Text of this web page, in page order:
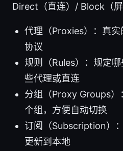
Direct（直连）/ Block（屏
代理（Proxies）：真
协议
规则（Rules）：规定
些代理或直连
分组（Proxy Groups）
个组，方便自动切换
订阅（Subscription）
更新到本地